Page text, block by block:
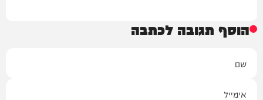
הוסף תגובה לכתבה